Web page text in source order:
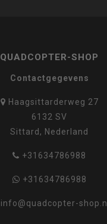
QUADCOPTER-SHOP
Contactgegevens
Haagsittarderweg 27
6132 SV
Sittard, Nederland
+31634786988
+31634786988
info@quadcopter-shop.nl